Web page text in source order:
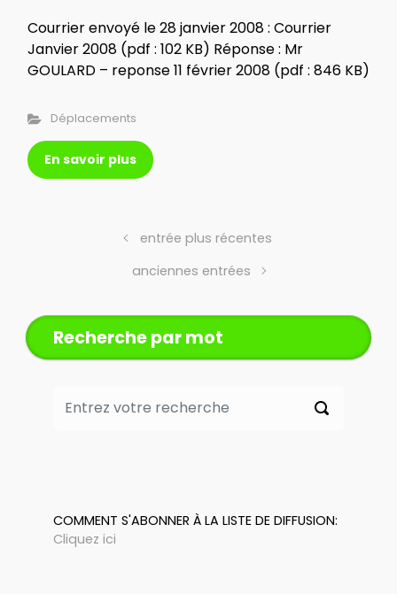
Courrier envoyé le 28 janvier 2008 : Courrier
Janvier 2008 (pdf : 102 KB) Réponse : Mr
GOULARD – reponse 11 février 2008 (pdf : 846 KB)
Déplacements
En savoir plus
entrée plus récentes
anciennes entrées
Recherche par mot
COMMENT S'ABONNER À LA LISTE DE DIFFUSION:
Cliquez ici